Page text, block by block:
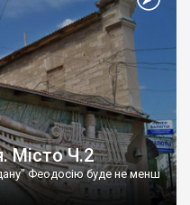
Місто Ч.2
Феодосію буде не менш